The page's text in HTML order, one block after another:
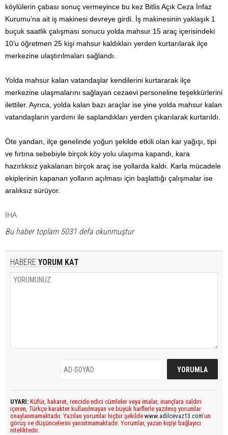
köylülerin çabası sonuç vermeyince bu kez Bitlis Açık Ceza İnfaz
Kurumu’na ait iş makinesi devreye girdi. İş makinesinin yaklaşık 1
buçuk saatlik çalışması sonucu yolda mahsur 15 araç içerisindeki
10’u öğretmen 25 kişi mahsur kaldıkları yerden kurtarılarak ilçe
merkezine ulaştırılmaları sağlandı.
Yolda mahsur kalan vatandaşlar kendilerini kurtararak ilçe
merkezine ulaşmalarını sağlayan cezaevi personeline teşekkürlerini
ilettiler. Ayrıca, yolda kalan bazı araçlar ise yine yolda mahsur kalan
vatandaşların yardımı ile saplandıkları yerden çıkarılarak kurtarıldı.
Öte yandan, ilçe genelinde yoğun şekilde etkili olan kar yağışı, tipi
ve fırtına sebebiyle birçok köy yolu ulaşıma kapandı, kara
hazırlıksız yakalanan birçok araç ise yollarda kaldı. Karla mücadele
ekiplerinin kapanan yolların açılması için başlattığı çalışmalar ise
aralıksız sürüyor.
İHA
Bu haber toplam 5031 defa okunmuştur
HABERE YORUM KAT
UYARI: Küfür, hakaret, rencide edici cümleler veya imalar, inançlara saldırı
içeren, Türkçe karakter kullanılmayan ve büyük harflerle yazılmış yorumlar
onaylanmamaktadır. Yazılan yorumlar hiçbir şekilde www.adilcevaz13.com’un
görüş ve düşüncelerini yansıtmamaktadır. Yorumlar, yazan kişiyi bağlayıcı
niteliktedir.